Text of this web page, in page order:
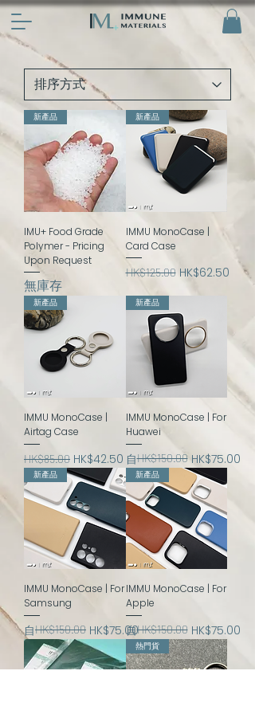
新產品
IMU+ Food Grade
Polymer - Pricing
Upon Request
無庫存
新產品
IMMU MonoCase |
Card Case
一般價格
HK$125.00 促銷價格
HK$62.50
新產品
IMMU MonoCase |
Airtag Case
一般價格
HK$85.00 促銷價格
HK$42.50
新產品
IMMU MonoCase | For
Huawei
自
一般價格
HK$150.00 HK$75.00
促銷價格
新產品
IMMU MonoCase | For
Samsung
自
一般價格
HK$150.00 HK$75.00
促銷價格
新產品
IMMU MonoCase | For
Apple
自
一般價格
HK$150.00 HK$75.00
促銷價格
熱門貨